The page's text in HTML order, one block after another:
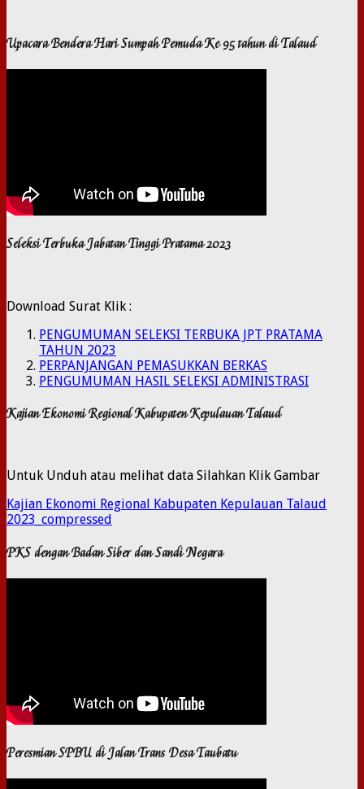
Upacara Bendera Hari Sumpah Pemuda Ke 95 tahun di Talaud
Seleksi Terbuka Jabatan Tinggi Pratama 2023
Download Surat Klik :
PENGUMUMAN SELEKSI TERBUKA JPT PRATAMA
TAHUN 2023
PERPANJANGAN PEMASUKKAN BERKAS
PENGUMUMAN HASIL SELEKSI ADMINISTRASI
Kajian Ekonomi Regional Kabupaten Kepulauan Talaud
Untuk Unduh atau melihat data Silahkan Klik Gambar
Kajian Ekonomi Regional Kabupaten Kepulauan Talaud
2023_compressed
PKS dengan Badan Siber dan Sandi Negara
Peresmian SPBU di Jalan Trans Desa Taubatu